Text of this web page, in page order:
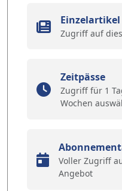
Einzelartikel
Zugriff auf
Zeitpässe
Zugriff für 1
Wochen
Voller Zugriff
Angebot